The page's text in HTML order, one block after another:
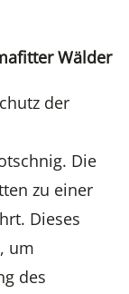
Wälder
der
Die
zu einer
Dieses
um
des